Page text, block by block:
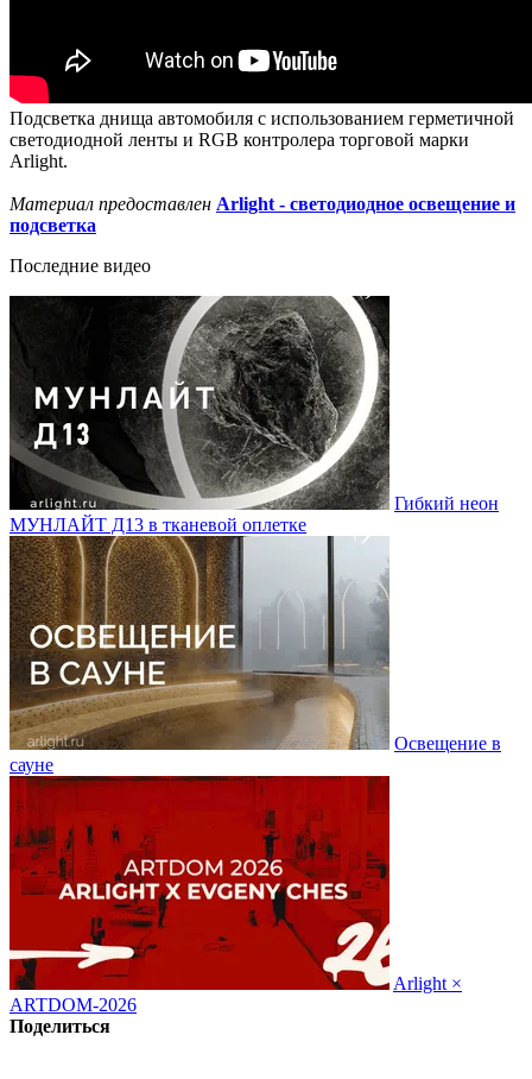
Подсветка днища автомобиля с использованием герметичной
светодиодной ленты и RGB контролера торговой марки
Arlight.
Материал предоставлен Arlight - светодиодное освещение и
подсветка
Последние видео
Гибкий неон
МУНЛАЙТ Д13 в тканевой оплетке
Освещение в
сауне
Arlight ×
ARTDOM-2026
Поделиться